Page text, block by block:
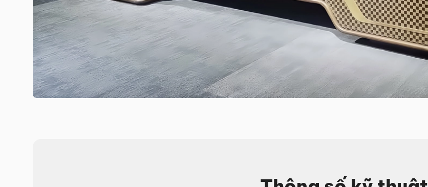
Hotline: 0942 902 468
(Call, Zalo)
Email: info@mychair.vn